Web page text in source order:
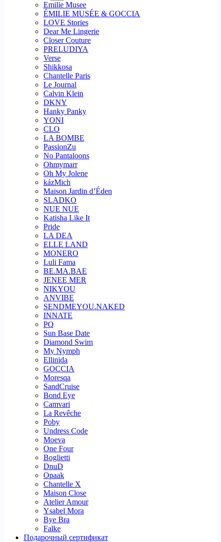
Emilie Musee
ÉMILIE MUSÉE & GOCCIA
LOVE Stories
Dear Me Lingerie
Closer Couture
PRELUDIYA
Verse
Shikkosa
Chantelle Paris
Le Journal
Calvin Klein
DKNY
Hanky Panky
YONI
CLO
LA BOMBE
PassionZu
No Pantaloons
Ohmymarr
Oh My Jolene
kázMich
Maison Jardin d’Éden
SLADKO
NUE NUE
Katisha Like It
Pride
LA DEA
ELLE LAND
MONERO
Luli Fama
BE.MA.BAE
JENEE MER
NIKYOU
ANVIBE
SENDMEYOU.NAKED
INNATE
PQ
Sun Base Date
Diamond Swim
My Nymph
Ellinida
GOCCIA
Moresqa
SandCruise
Bond Eye
Camvari
La Revêche
Poby
Undress Code
Moeva
One Four
Boglietti
DnuD
Opaak
Chantelle X
Maison Close
Atelier Amour
Ysabel Mora
Bye Bra
Falke
Подарочный сертификат